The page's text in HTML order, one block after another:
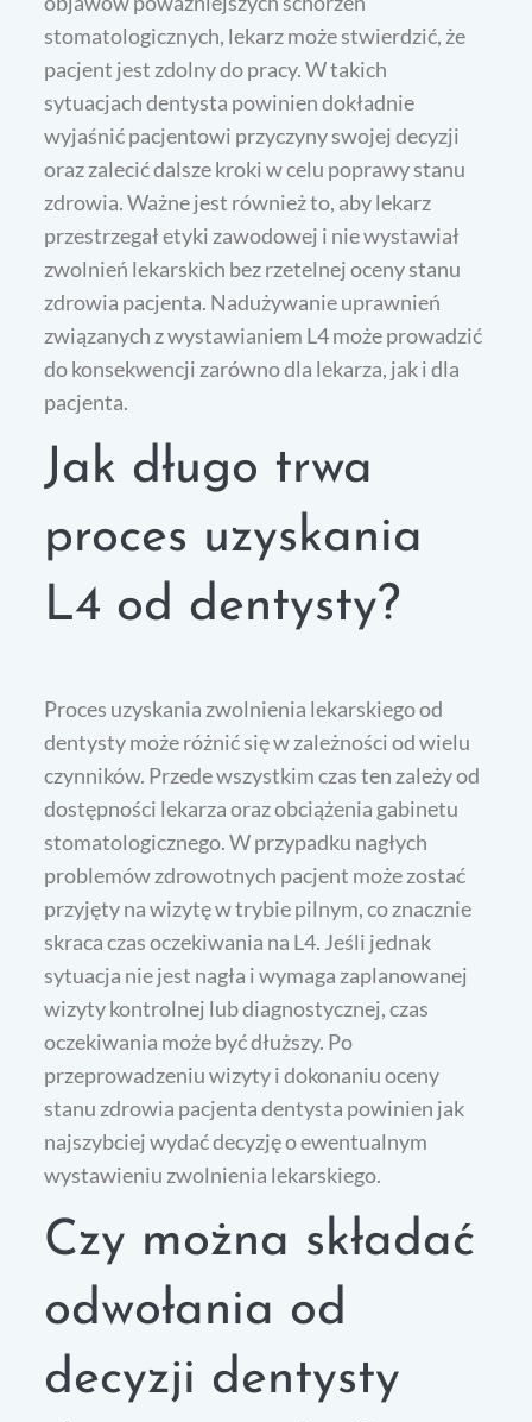
stomatologicznych, lekarz może stwierdzić, że
pacjent jest zdolny do pracy. W takich
sytuacjach dentysta powinien dokładnie
wyjaśnić pacjentowi przyczyny swojej decyzji
oraz zalecić dalsze kroki w celu poprawy stanu
zdrowia. Ważne jest również to, aby lekarz
przestrzegał etyki zawodowej i nie wystawiał
zwolnień lekarskich bez rzetelnej oceny stanu
zdrowia pacjenta. Nadużywanie uprawnień
związanych z wystawianiem L4 może prowadzić
do konsekwencji zarówno dla lekarza, jak i dla
pacjenta.
Jak długo trwa
proces uzyskania
L4 od dentysty?
Proces uzyskania zwolnienia lekarskiego od
dentysty może różnić się w zależności od wielu
czynników. Przede wszystkim czas ten zależy od
dostępności lekarza oraz obciążenia gabinetu
stomatologicznego. W przypadku nagłych
problemów zdrowotnych pacjent może zostać
przyjęty na wizytę w trybie pilnym, co znacznie
skraca czas oczekiwania na L4. Jeśli jednak
sytuacja nie jest nagła i wymaga zaplanowanej
wizyty kontrolnej lub diagnostycznej, czas
oczekiwania może być dłuższy. Po
przeprowadzeniu wizyty i dokonaniu oceny
stanu zdrowia pacjenta dentysta powinien jak
najszybciej wydać decyzję o ewentualnym
wystawieniu zwolnienia lekarskiego.
Czy można składać
odwołania od
decyzji dentysty